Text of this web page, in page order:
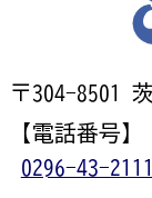
〒304-8501
【電話番号】
0296-43-2111